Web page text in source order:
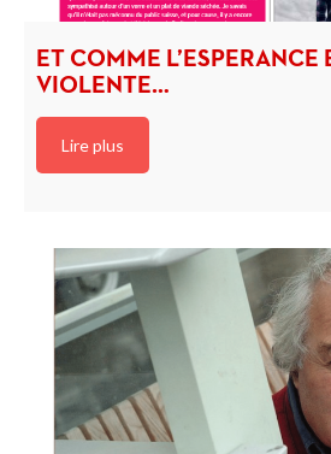
ET COMME L’ESPERANCE
VIOLENTE…
Lire plus